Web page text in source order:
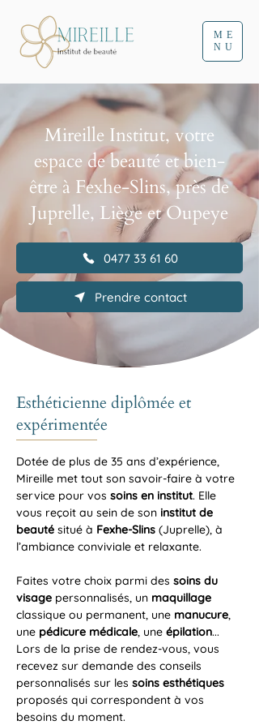
ME
NU
Mireille Institut, votre
espace de beauté et bien-
être à Fexhe-Slins, près de
Juprelle, Liège et Oupeye
0477 33 61 60
Prendre contact
Esthéticienne diplômée et
expérimentée
Dotée de plus de 35 ans d’expérience,
Mireille met tout son savoir-faire à votre
service pour vos soins en institut. Elle
vous reçoit au sein de son institut de
beauté situé à Fexhe-Slins (Juprelle), à
l’ambiance conviviale et relaxante.
Faites votre choix parmi des soins du
visage personnalisés, un maquillage
classique ou permanent, une manucure,
une pédicure médicale, une épilation...
Lors de la prise de rendez-vous, vous
recevez sur demande des conseils
personnalisés sur les soins esthétiques
proposés qui correspondent à vos
besoins du moment.